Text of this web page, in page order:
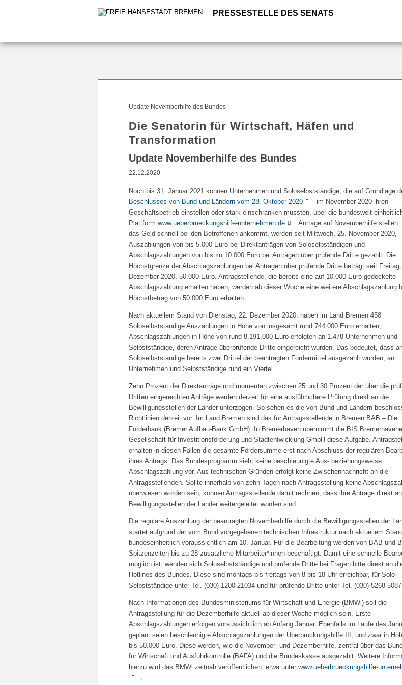
PRESSESTELLE DES SENATS
Update Novemberhilfe des Bundes
Die Senatorin für Wirtschaft, Häfen und
Transformation
Update Novemberhilfe des Bundes
22.12.2020
Noch bis 31. Januar 2021 können Unternehmen und Soloselbstständige, die auf Grundlage
Beschlusses von Bund und Ländern vom 28. Oktober 2020
im November 2020 ihren
Geschäftsbetrieb einstellen oder stark einschränken mussten, über die bundesweit
Plattform www.ueberbrueckungshilfe-unternehmen.de
Anträge auf Novemberhilfe stellen.
das Geld schnell bei den Betroffenen ankommt, werden seit Mittwoch, 25. November 2020,
Auszahlungen von bis 5.000 Euro bei Direktanträgen von Soloselbständigen und
Abschlagszahlungen von bis zu 10.000 Euro bei Anträgen über prüfende Dritte gezahlt. Die
Höchstgrenze der Abschlagszahlungen bei Anträgen über prüfende Dritte beträgt seit
Dezember 2020, 50.000 Euro. Antragstellende, die bereits eine auf 10.000 Euro gedeckelte
Abschlagszahlung erhalten haben, werden ab dieser Woche eine weitere Abschlagszahlung
Höchstbetrag von 50.000 Euro erhalten.
Nach aktuellem Stand von Dienstag, 22. Dezember 2020, haben im Land Bremen 458
Soloselbstständige Auszahlungen in Höhe von insgesamt rund 744.000 Euro erhalten,
Abschlagszahlungen in Höhe von rund 8.191.000 Euro erfolgten an 1.478 Unternehmen und
Selbstständige, deren Anträge überprüfende Dritte eingereicht wurden. Das bedeutet, dass
Soloselbstständige bereits zwei Drittel der beantragten Fördermittel ausgezahlt wurden, an
Unternehmen und Selbstständige rund ein Viertel.
Zehn Prozent der Direktanträge und momentan zwischen 25 und 30 Prozent der über die
Dritten eingereichten Anträge werden derzeit für eine ausführlichere Prüfung direkt an die
Bewilligungsstellen der Länder unterzogen. So sehen es die von Bund und Ländern
Richtlinien derzeit vor. Im Land Bremen sind das für Antragsstellende in Bremen BAB – Die
Förderbank (Bremer Aufbau-Bank GmbH). In Bremerhaven übernimmt die BIS
Gesellschaft für Investitionsförderung und Stadtentwicklung GmbH diese Aufgabe.
erhalten in diesen Fällen die gesamte Fördersumme erst nach Abschluss der regulären
ihres Antrags. Das Bundesprogramm sieht keine beschleunigte Aus- beziehungsweise
Abschlagszahlung vor. Aus technischen Gründen erfolgt keine Zwischennachricht an die
Antragsstellenden. Sollte innerhalb von zehn Tagen nach Antragsstellung keine
überwiesen worden sein, können Antragsstellende damit rechnen, dass ihre Anträge direkt
Bewilligungsstellen der Länder weitergeleitet worden sind.
Die reguläre Auszahlung der beantragten Novemberhilfe durch die Bewilligungsstellen der
startet aufgrund der vom Bund vorgegebenen technischen Infrastruktur nach aktuellem Stand
bundeseinheitlich voraussichtlich am 10. Januar. Für die Bearbeitung werden von BAB und
Spitzenzeiten bis zu 28 zusätzliche Mitarbeiter*innen beschäftigt. Damit eine schnelle
möglich ist, wenden sich Soloselbstständige und prüfende Dritte bei Fragen bitte direkt an
Hotlines des Bundes. Diese sind montags bis freitags von 8 bis 18 Uhr erreichbar, für Solo-
Selbstständige unter Tel. (030) 1200 21034 und für prüfende Dritte unter Tel. (030) 5268
Nach Informationen des Bundesministeriums für Wirtschaft und Energie (BMWi) soll die
Antragsstellung für die Dezemberhilfe aktuell ab dieser Woche möglich sein. Erste
Abschlagszahlungen erfolgen voraussichtlich ab Anfang Januar. Ebenfalls im Laufe des
geplant seien beschleunigte Abschlagszahlungen der Überbrückungshilfe III, und zwar in
bis 50.000 Euro. Diese werden, wie die November- und Dezemberhilfe, zentral über das
für Wirtschaft und Ausfuhrkontrolle (BAFA) und die Bundeskasse ausgezahlt. Weitere
hierzu wird das BMWi zeitnah veröffentlichen, etwa unter www.ueberbrueckungshilfe-
.